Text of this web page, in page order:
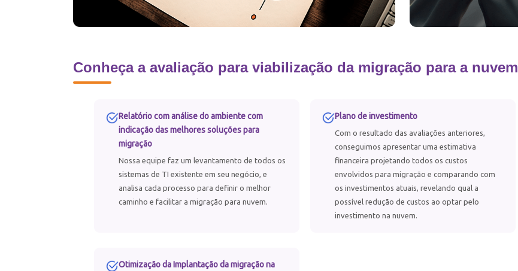
Conheça a avaliação para viabilização da migração para a nuvem
Relatório com análise do ambiente com
indicação das melhores soluções para
migração
Nossa equipe faz um levantamento de todos os
sistemas de TI existente em seu negócio, e
analisa cada processo para definir o melhor
caminho e facilitar a migração para nuvem.
Plano de investimento
Com o resultado das avaliações anteriores,
conseguimos apresentar uma estimativa
financeira projetando todos os custos
envolvidos para migração e comparando com
os investimentos atuais, revelando qual a
possível redução de custos ao optar pelo
investimento na nuvem.
Otimização da Implantação da migração na